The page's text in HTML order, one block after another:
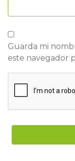
Guarda mi
este navegador